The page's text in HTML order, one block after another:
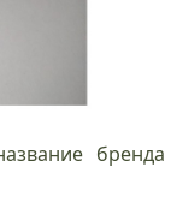
бренда